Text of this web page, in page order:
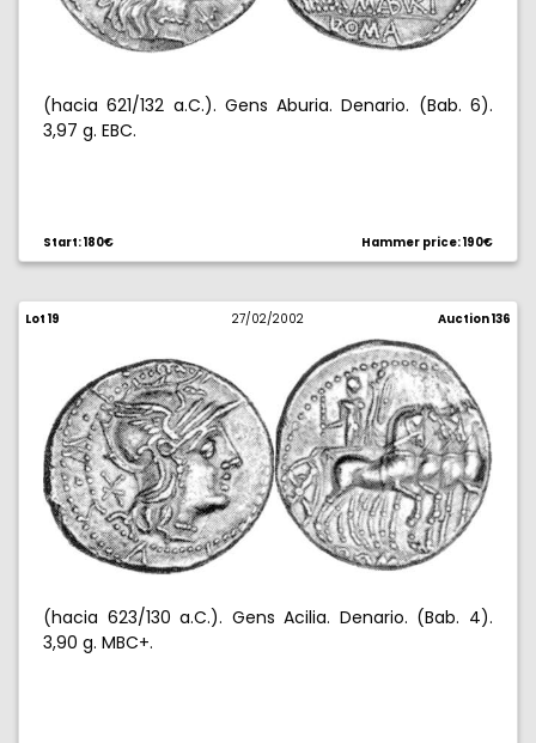
(hacia 621/132 a.C.). Gens Aburia. Denario. (Bab. 6).
3,97 g. EBC.
Start: 180€ Hammer price: 190€
Lot 19 27/02/2002 Auction 136
(hacia 623/130 a.C.). Gens Acilia. Denario. (Bab. 4).
3,90 g. MBC+.